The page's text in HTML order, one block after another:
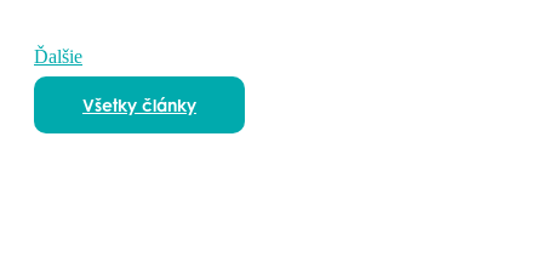
Ďalšie
Všetky články